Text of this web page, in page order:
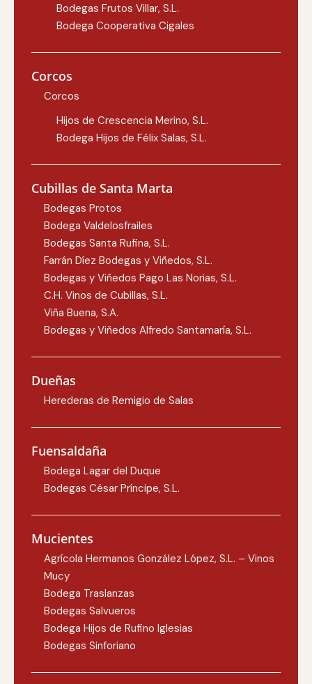
Bodegas Frutos Villar, S.L.
Bodega Cooperativa Cigales
Corcos
Corcos
Hijos de Crescencia Merino, S.L.
Bodega Hijos de Félix Salas, S.L.
Cubillas de Santa Marta
Bodegas Protos
Bodega Valdelosfrailes
Bodegas Santa Rufina, S.L.
Farrán Díez Bodegas y Viñedos, S.L.
Bodegas y Viñedos Pago Las Norias, S.L.
C.H. Vinos de Cubillas, S.L.
Viña Buena, S.A.
Bodegas y Viñedos Alfredo Santamaría, S.L.
Dueñas
Herederas de Remigio de Salas
Fuensaldaña
Bodega Lagar del Duque
Bodegas César Príncipe, S.L.
Mucientes
Agrícola Hermanos González López, S.L. – Vinos
Mucy
Bodega Traslanzas
Bodegas Salvueros
Bodega Hijos de Rufino Iglesias
Bodegas Sinforiano